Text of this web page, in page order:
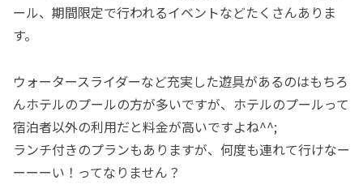
ール、期間限定で行われるイベントなどたくさんありま
す。
ウォータースライダーなど充実した遊具があるのはもちろ
んホテルのプールの方が多いですが、ホテルのプールって
宿泊者以外の利用だと料金が高いですよね^^;
ランチ付きのプランもありますが、何度も連れて行けなー
ーーーい！ってなりません？